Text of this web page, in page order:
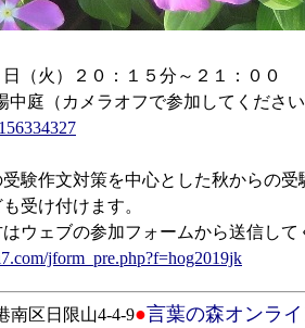
（火）２０：１５分～２１：００
中庭（カメラオフで参加してください
験作文対策を中心とした秋からの受
受け付けます。
ウェブの参加フォームから送信して
jform_pre.php?f=hog2019jk
南区日限山4-4-9●言葉の森オンラ